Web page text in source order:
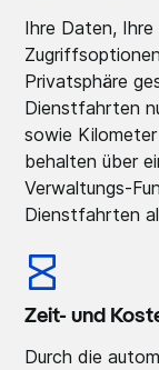
Ihre Daten, Ihre
Privatsphäre
Dienstfahrten
sowie
behalten über
Verwaltungs-
Dienstfahrten
Zeit- und
Durch die